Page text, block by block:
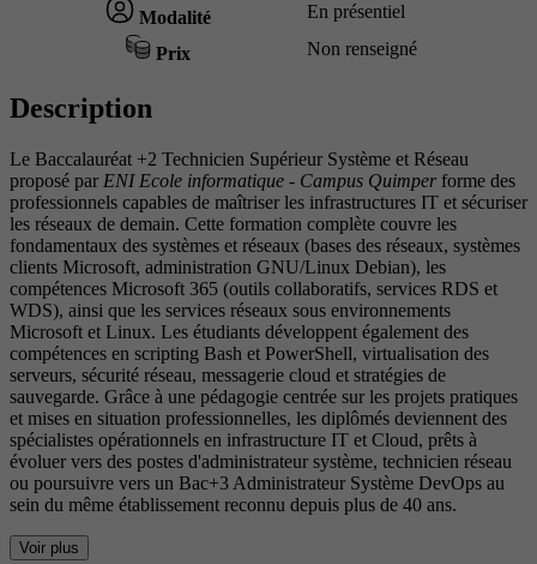
Modalité En présentiel
Prix Non renseigné
Description
Le Baccalauréat +2 Technicien Supérieur Système et Réseau
proposé par ENI Ecole informatique - Campus Quimper forme des
professionnels capables de maîtriser les infrastructures IT et sécuriser
les réseaux de demain. Cette formation complète couvre les
fondamentaux des systèmes et réseaux (bases des réseaux, systèmes
clients Microsoft, administration GNU/Linux Debian), les
compétences Microsoft 365 (outils collaboratifs, services RDS et
WDS), ainsi que les services réseaux sous environnements
Microsoft et Linux. Les étudiants développent également des
compétences en scripting Bash et PowerShell, virtualisation des
serveurs, sécurité réseau, messagerie cloud et stratégies de
sauvegarde. Grâce à une pédagogie centrée sur les projets pratiques
et mises en situation professionnelles, les diplômés deviennent des
spécialistes opérationnels en infrastructure IT et Cloud, prêts à
évoluer vers des postes d'administrateur système, technicien réseau
ou poursuivre vers un Bac+3 Administrateur Système DevOps au
sein du même établissement reconnu depuis plus de 40 ans.
Voir plus